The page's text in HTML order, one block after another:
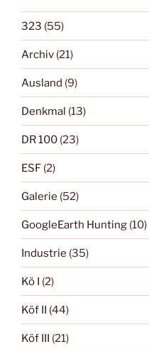
323 (55)
Archiv (21)
Ausland (9)
Denkmal (13)
DR 100 (23)
ESF (2)
Galerie (52)
GoogleEarth Hunting (10)
Industrie (35)
Kö I (2)
Köf II (44)
Köf III (21)